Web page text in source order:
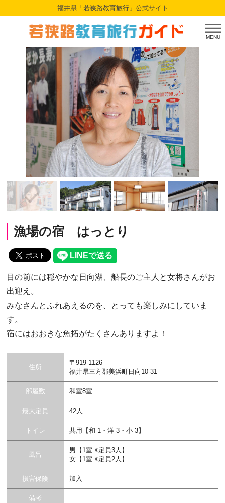
福井県「若狭路教育旅行」公式サイト
MENU
漁場の宿 はっとり
目の前には穏やかな日向湖、船長のご主人と女将さんがお
出迎え。
みなさんとふれあえるのを、とっても楽しみにしていま
す。
宿にはおおきな魚拓がたくさんありますよ！
住所
〒919-1126
福井県三方郡美浜町日向10-31
部屋数 和室8室
最大定員 42人
トイレ 共用【和 1・洋 3・小 3】
風呂
男【1室 ※定員3人】
女【1室 ※定員2人】
損害保険 加入
備考